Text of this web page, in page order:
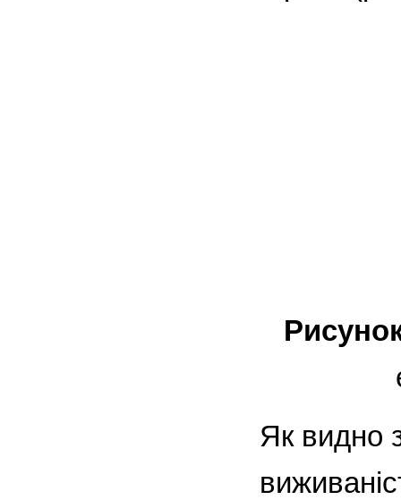
Як видно